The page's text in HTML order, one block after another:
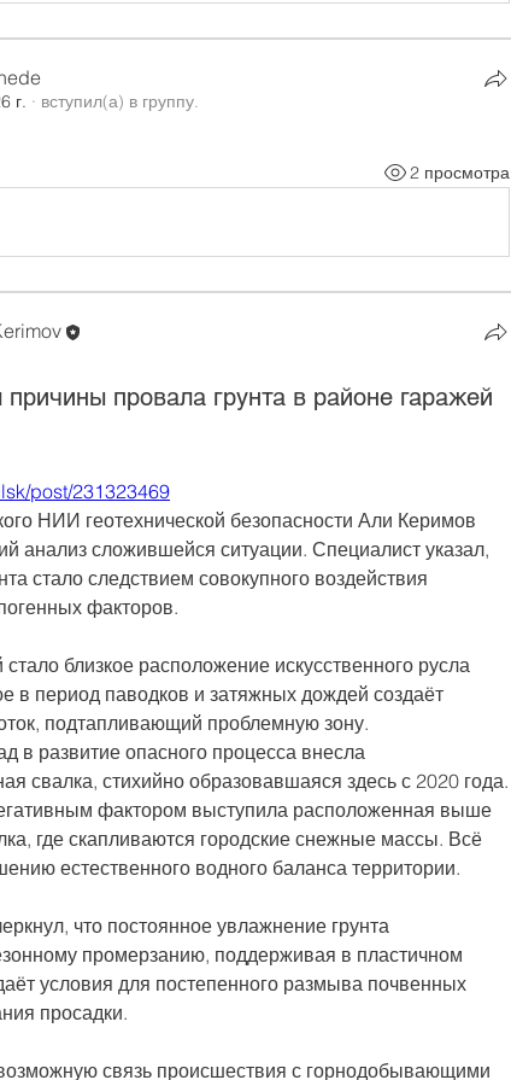
г. · вступил(а) в группу.
2 просмотра
причины провала грунта в районе гаражей
post/231323469
НИИ геотехнической безопасности Али Керимов
анализ сложившейся ситуации. Специалист указал,
стало следствием совокупного воздействия
факторов.
близкое расположение искусственного русла
в период паводков и затяжных дождей создаёт
подтапливающий проблемную зону.
в развитие опасного процесса внесла
свалка, стихийно образовавшаяся здесь с 2020 года.
фактором выступила расположенная выше
где скапливаются городские снежные массы. Всё
естественного водного баланса территории.
что постоянное увлажнение грунта
промерзанию, поддерживая в пластичном
условия для постепенного размыва почвенных
просадки.
связь происшествия с горнодобывающими